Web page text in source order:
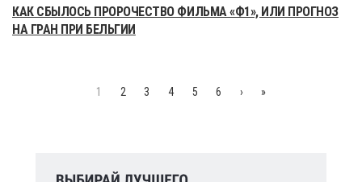
КАК СБЫЛОСЬ ПРОРОЧЕСТВО ФИЛЬМА «Ф1», ИЛИ ПРОГНОЗ
НА ГРАН ПРИ БЕЛЬГИИ
1 2 3 4 5 6 › »